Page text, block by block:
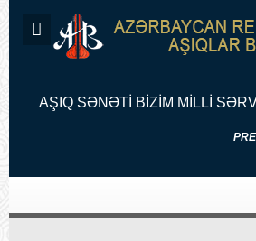
AŞIQ SƏNƏTİ BİZİM MİLLİ